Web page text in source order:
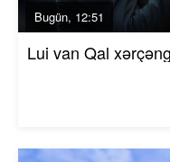
Bugün, 12:51
Lui van Qal